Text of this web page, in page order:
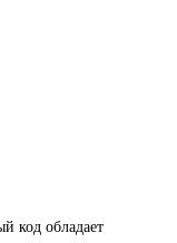
код обладает